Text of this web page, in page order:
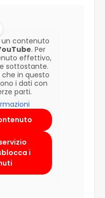
un contenuto
. Per
effettivo,
sottostante.
che in questo
i dati con
parti.
i